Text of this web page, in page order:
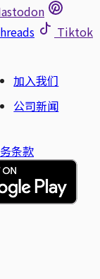
Tiktok
加入我们
公司新闻
条款